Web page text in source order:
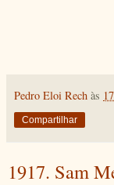
Pedro Eloi Rech às
Compartilhar
1917. Sam